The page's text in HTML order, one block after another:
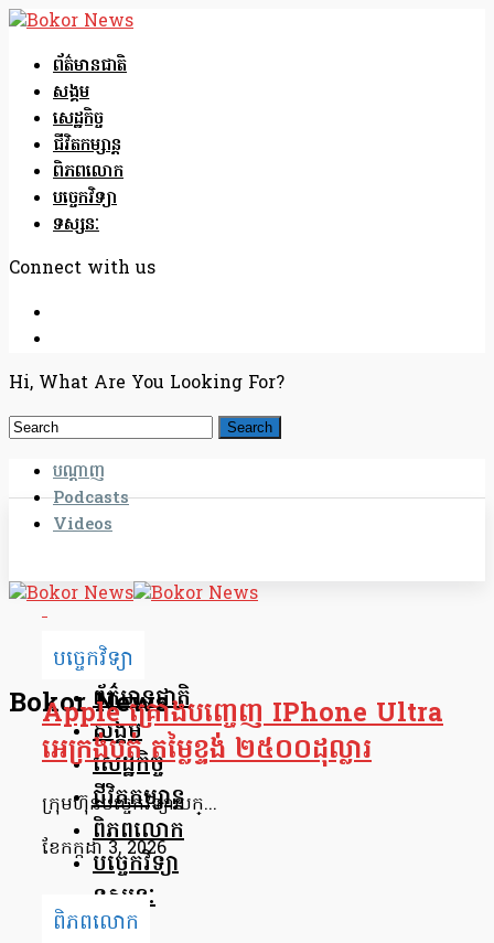
ព័ត៌មានជាតិ
សង្គម
សេដ្ឋកិច្ច
ជីវិតកម្សាន្ត
ពិភពលោក
បច្ចេកវិទ្យា
ទស្សនៈ
Connect with us
Hi, What Are You Looking For?
បណ្តាញ
Podcasts
Videos
Bokor News
ព័ត៌មានជាតិ
សង្គម
សេដ្ឋកិច្ច
ជីវិតកម្សាន្ត
ពិភពលោក
បច្ចេកវិទ្យា
ទស្សនៈ
បច្ចេកវិទ្យា
Apple គ្រោងបញ្ចេញ IPhone Ultra
អេក្រង់បត់ តម្លៃខ្ទង់ ២៥០០ដុល្លារ
ក្រុមហ៊ុនបច្ចេកវិទ្យាយក្...
ខែ​កក្កដា 3, 2026
ពិភពលោក